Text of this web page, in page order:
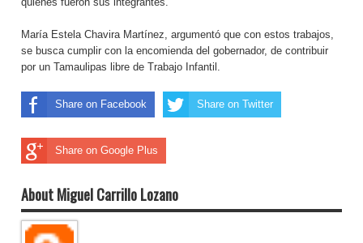
María Estela Chavira Martínez, argumentó que con estos trabajos,
se busca cumplir con la encomienda del gobernador, de contribuir
por un Tamaulipas libre de Trabajo Infantil.
Share on Facebook Share on Twitter
Share on Google Plus
About Miguel Carrillo Lozano